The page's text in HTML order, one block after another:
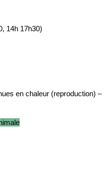
14h 17h30)
en chaleur (reproduction) –